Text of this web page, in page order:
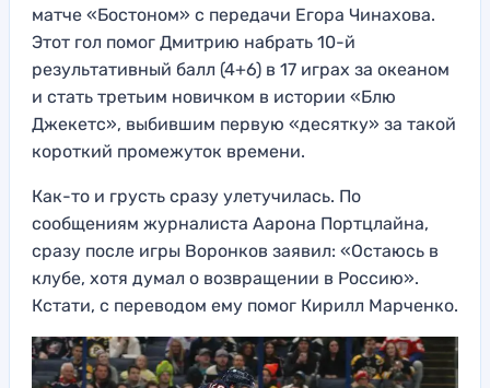
матче «Бостоном» с передачи Егора Чинахова.
Этот гол помог Дмитрию набрать 10-й
результативный балл (4+6) в 17 играх за океаном
и стать третьим новичком в истории «Блю
Джекетс», выбившим первую «десятку» за такой
короткий промежуток времени.
Как-то и грусть сразу улетучилась. По
сообщениям журналиста Аарона Портцлайна,
сразу после игры Воронков заявил: «Остаюсь в
клубе, хотя думал о возвращении в Россию».
Кстати, с переводом ему помог Кирилл Марченко.